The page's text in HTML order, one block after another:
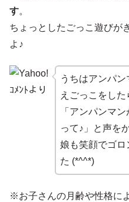
す。
ちょっとしたごっこ遊びが
よ♪
うちはアンパ
えごっこをした
「アンパンマ
って♪」と声を
娘も笑顔でゴロ
た (*^^*)
※お子さんの月齢や性格に